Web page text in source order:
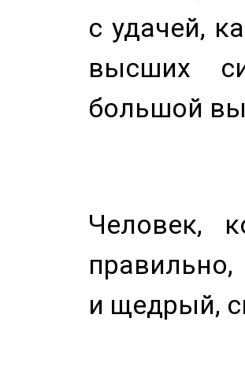
с удачей,
высших
большой
Человек,
и щедрый,